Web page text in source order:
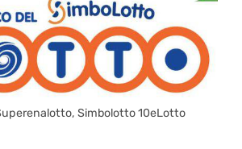
Simbolotto 10eLotto